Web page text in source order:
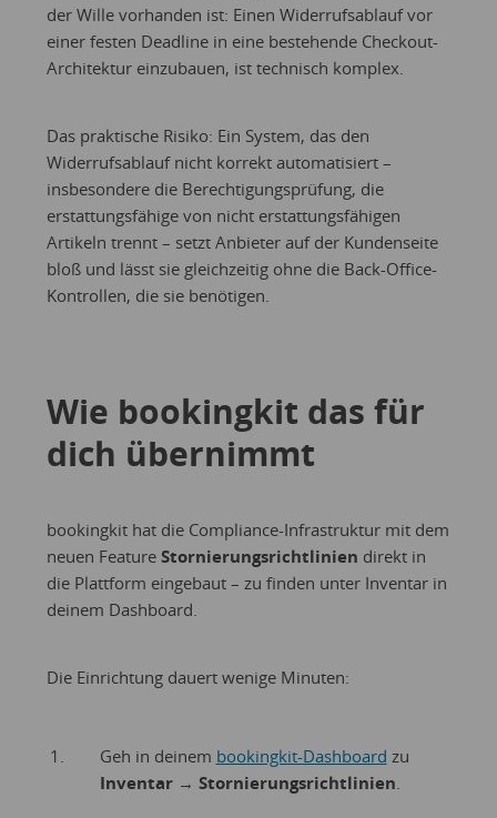
der Wille vorhanden ist: Einen Widerrufsablauf vor
einer festen Deadline in eine bestehende Checkout-
Architektur einzubauen, ist technisch komplex.
Das praktische Risiko: Ein System, das den
Widerrufsablauf nicht korrekt automatisiert –
insbesondere die Berechtigungsprüfung, die
erstattungsfähige von nicht erstattungsfähigen
Artikeln trennt – setzt Anbieter auf der Kundenseite
bloß und lässt sie gleichzeitig ohne die Back-Office-
Kontrollen, die sie benötigen.
Wie bookingkit das für
dich übernimmt
bookingkit hat die Compliance-Infrastruktur mit dem
neuen Feature Stornierungsrichtlinien direkt in
die Plattform eingebaut – zu finden unter Inventar in
deinem Dashboard.
Die Einrichtung dauert wenige Minuten:
Geh in deinem bookingkit-Dashboard zu
Inventar → Stornierungsrichtlinien